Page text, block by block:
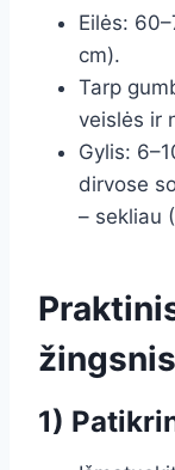
Eilės:
cm).
Tarp
veislės ir
Gylis:
dirvose
– sekliau
1)